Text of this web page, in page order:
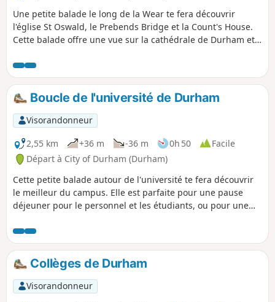
Une petite balade le long de la Wear te fera découvrir
l'église St Oswald, le Prebends Bridge et la Count's House.
Cette balade offre une vue sur la cathédrale de Durham et
porte restante des remparts de la ville.
Boucle de l'université de Durham
Visorandonneur
2,55 km
+36 m -36 m 0h 50
Facile
Départ à City of Durham (Durham)
Cette petite balade autour de l'université te fera découvrir
le meilleur du campus. Elle est parfaite pour une pause
déjeuner pour le personnel et les étudiants, ou pour une
musée oriental. Le parcours est accessible, mais prépare-toi
à une montée raide dans les jardins botaniques.
Collèges de Durham
Visorandonneur